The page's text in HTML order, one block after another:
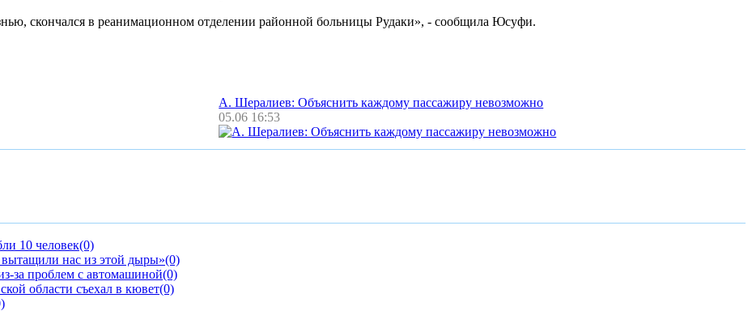
скончался в реанимационном отделении районной больницы Рудаки», - сообщила Юсуфи.
А. Шералиев: Объяснить каждому пассажиру невозможно
05.06 16:53
10 человек(0)
нас из этой дыры»(0)
за проблем с автомашиной(0)
области съехал в кювет(0)